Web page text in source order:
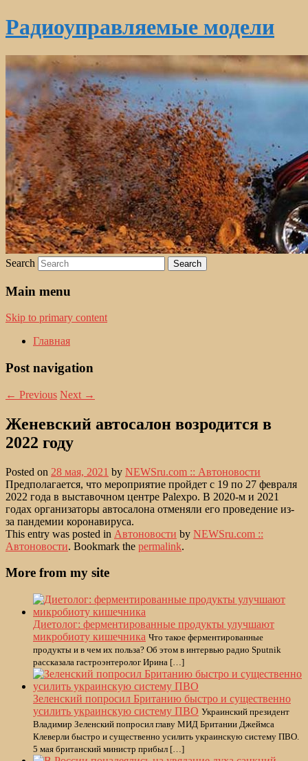
Радиоуправляемые модели
Search
Main menu
Skip to primary content
Главная
Post navigation
← Previous Next →
Женевский автосалон возродится в
2022 году
Posted on 28 мая, 2021 by NEWSru.com :: Автоновости
Предполагается, что мероприятие пройдет с 19 по 27 февраля
2022 года в выставочном центре Palexpo. В 2020-м и 2021
годах организаторы автосалона отменяли его проведение из-
за пандемии коронавируса.
This entry was posted in Автоновости by NEWSru.com ::
Автоновости. Bookmark the permalink.
More from my site
Диетолог: ферментированные продукты улучшают
микробиоту кишечника Что такое ферментированные
продукты и в чем их польза? Об этом в интервью радио Sputnik
рассказала гастроэнтеролог Ирина […]
Зеленский попросил Британию быстро и существенно
усилить украинскую систему ПВО Украинский президент
Владимир Зеленский попросил главу МИД Британии Джеймса
Клеверли быстро и существенно усилить украинскую систему ПВО.
5 мая британский министр прибыл […]